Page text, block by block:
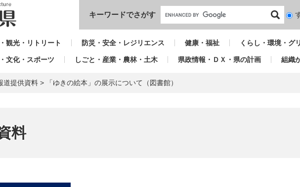
本文へ
キーワードでさがす
検
対
観光・リトリート 防災・安全・レジリエンス 健康・福祉 くらし・環境・グ
文化・スポーツ しごと・産業・農林・土木 県政情報・ＤＸ・県の計画 組織
道提供資料 > 「ゆきの絵本」の展示について（図書館）
料